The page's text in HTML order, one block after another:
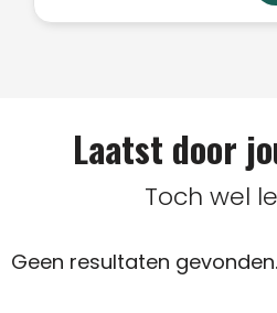
Laatst door
Toch wel
Geen resultaten gevonden.